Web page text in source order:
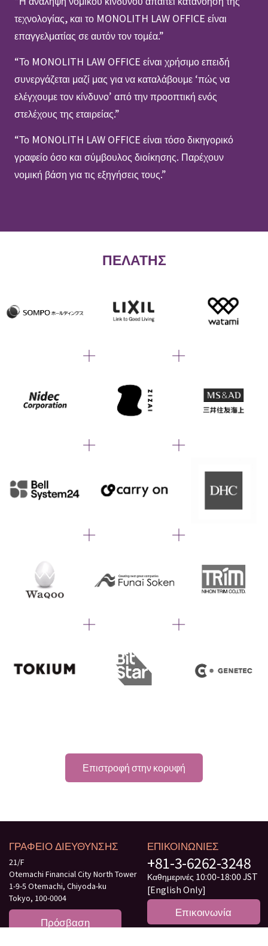
τεχνολογίας, και το MONOLITH LAW OFFICE είναι
επαγγελματίας σε αυτόν τον τομέα.”
“Το MONOLITH LAW OFFICE είναι χρήσιμο επειδή
συνεργάζεται μαζί μας για να καταλάβουμε ‘πώς να
ελέγχουμε τον κίνδυνο’ από την προοπτική ενός
στελέχους της εταιρείας.”
“Το MONOLITH LAW OFFICE είναι τόσο δικηγορικό
γραφείο όσο και σύμβουλος διοίκησης. Παρέχουν
νομική βάση για τις εξηγήσεις τους.”
ΠΕΛΑΤΗΣ
Επιστροφή στην κορυφή
ΓΡΑΦΕΙΟ ΔΙΕΥΘΥΝΣΗΣ
21/F
Otemachi Financial City North Tower
1-9-5 Otemachi, Chiyoda-ku
Tokyo, 100-0004
Πρόσβαση
ΕΠΙΚΟΙΝΩΝΙΕΣ
+81-3-6262-3248
Καθημερινές 10:00-18:00 JST
[English Only]
Επικοινωνία